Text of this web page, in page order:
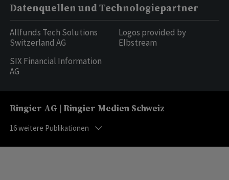
Datenquellen und Technologiepartner
Allfunds Tech Solutions
Switzerland AG
SIX Financial Information
AG
Logos provided by
Elbstream
Ringier AG | Ringier Medien Schweiz
16weitere Publikationen